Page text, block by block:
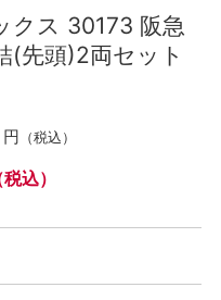
ス 30173 阪急
(先頭)2両セット
円 （税込）
税込）